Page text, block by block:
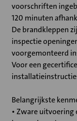
voorschriften
120 minuten
De brandkleppen
inspectie
voorgemonteerd
Voor een
Belangrijkste
• Zware uitvoering